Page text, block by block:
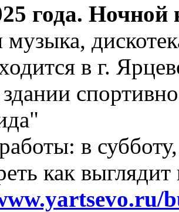
года.
в г.
в
как